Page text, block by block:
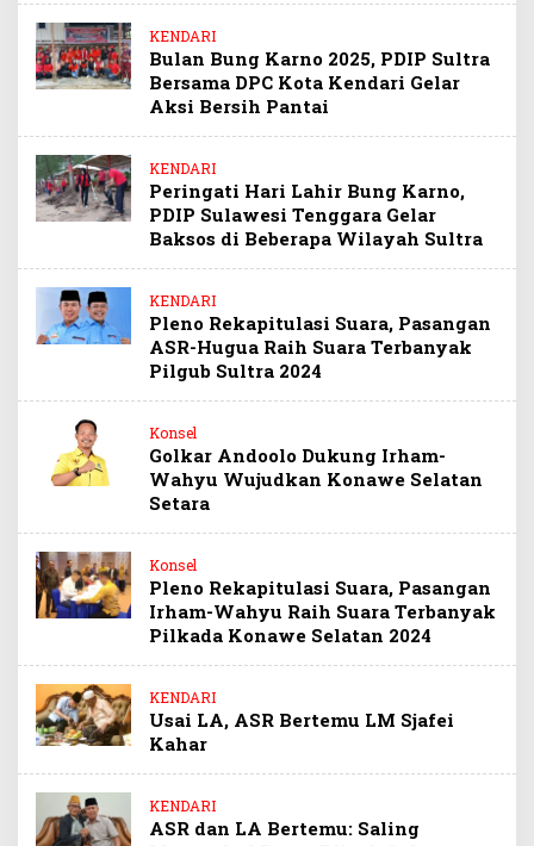
KENDARI
Bulan Bung Karno 2025, PDIP Sultra
Bersama DPC Kota Kendari Gelar
Aksi Bersih Pantai
KENDARI
Peringati Hari Lahir Bung Karno,
PDIP Sulawesi Tenggara Gelar
Baksos di Beberapa Wilayah Sultra
KENDARI
Pleno Rekapitulasi Suara, Pasangan
ASR-Hugua Raih Suara Terbanyak
Pilgub Sultra 2024
Konsel
Golkar Andoolo Dukung Irham-
Wahyu Wujudkan Konawe Selatan
Setara
Konsel
Pleno Rekapitulasi Suara, Pasangan
Irham-Wahyu Raih Suara Terbanyak
Pilkada Konawe Selatan 2024
KENDARI
Usai LA, ASR Bertemu LM Sjafei
Kahar
KENDARI
ASR dan LA Bertemu: Saling